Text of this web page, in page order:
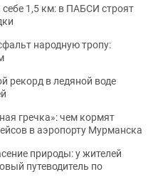
1,5 км: в ПАБСИ строят
народную тропу:
рекорд в ледяной воде
гречка»: чем кормят
в аэропорту Мурманска
природы: у жителей
путеводитель по